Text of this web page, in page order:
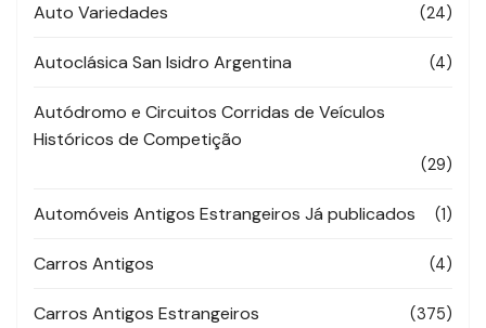
Auto Variedades (24)
Autoclásica San Isidro Argentina (4)
Autódromo e Circuitos Corridas de Veículos
Históricos de Competição
(29)
Automóveis Antigos Estrangeiros Já publicados (1)
Carros Antigos (4)
Carros Antigos Estrangeiros (375)